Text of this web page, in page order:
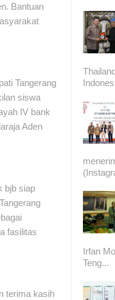
Bantuan
Tangerang
siswa
IV bank
Aden
bjb siap
fasilitas
terima kasih
Irfan
Teng...